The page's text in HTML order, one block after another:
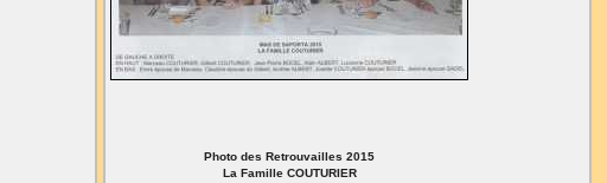
Photo des Retrouvailles 2015
La Famille COUTURIER